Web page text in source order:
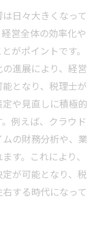
理士の役割
キルと実務例
もたらす効果
ジタルツール
化する方法
税理士の条件
たな役割
実践ポイント
理士の強み
最新事例紹介
日々大きくなって
営全体の効率化や
がポイントです。
進展により、経営
となり、税理士が
や見直しに積極的
例えば、クラウド
の財務分析や、業
す。これにより、
が可能となり、税
する時代になって